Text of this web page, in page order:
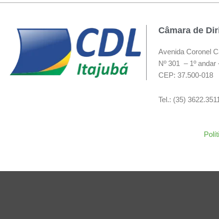
Câmara de
Avenida Coronel
Nº 301 – 1º
CEP: 37.500-018
Tel.: (35)